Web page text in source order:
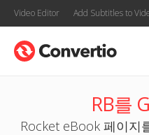
Video Editor Add Subtitles to
RB를
Rocket eBook 페이지